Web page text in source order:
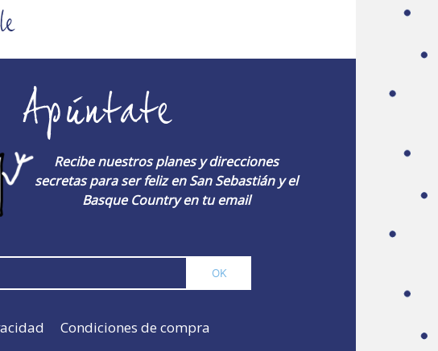
Apúntate
Recibe nuestros planes y direcciones
secretas para ser feliz en San Sebastián y el
Basque Country en tu email
Condiciones de compra